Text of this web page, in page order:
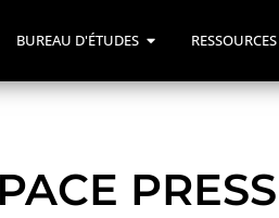
BUREAU D'ÉTUDES RESSOURCES